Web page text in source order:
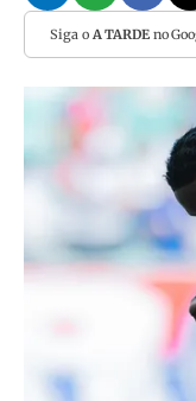
Siga o A TARDEno